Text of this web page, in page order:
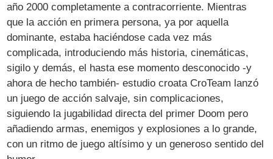
año 2000 completamente a contracorriente. Mientras
que la acción en primera persona, ya por aquella
dominante, estaba haciéndose cada vez más
complicada, introduciendo más historia, cinemáticas,
sigilo y demás, el hasta ese momento desconocido -y
ahora de hecho también- estudio croata CroTeam lanzó
un juego de acción salvaje, sin complicaciones,
siguiendo la jugabilidad directa del primer Doom pero
añadiendo armas, enemigos y explosiones a lo grande,
con un ritmo de juego altísimo y un generoso sentido del